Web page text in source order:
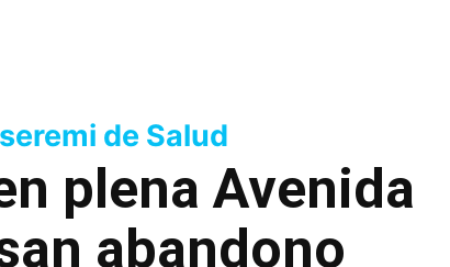
de Salud
plena Avenida
abandono